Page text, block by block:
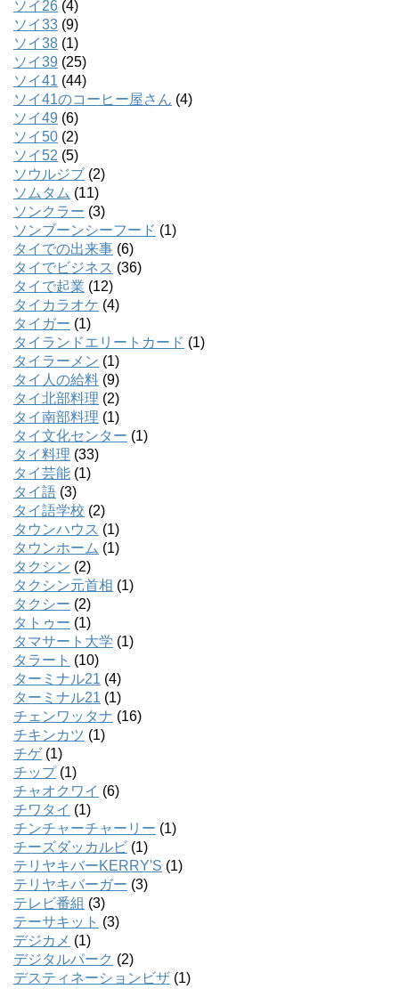
ソイ26 (4)
ソイ33 (9)
ソイ38 (1)
ソイ39 (25)
ソイ41 (44)
ソイ41のコーヒー屋さん (4)
ソイ49 (6)
ソイ50 (2)
ソイ52 (5)
ソウルジブ (2)
ソムタム (11)
ソンクラー (3)
ソンブーンシーフード (1)
タイでの出来事 (6)
タイでビジネス (36)
タイで起業 (12)
タイカラオケ (4)
タイガー (1)
タイランドエリートカード (1)
タイラーメン (1)
タイ人の給料 (9)
タイ北部料理 (2)
タイ南部料理 (1)
タイ文化センター (1)
タイ料理 (33)
タイ芸能 (1)
タイ語 (3)
タイ語学校 (2)
タウンハウス (1)
タウンホーム (1)
タクシン (2)
タクシン元首相 (1)
タクシー (2)
タトゥー (1)
タマサート大学 (1)
タラート (10)
ターミナル21 (4)
ターミナル21 (1)
チェンワッタナ (16)
チキンカツ (1)
チゲ(1)
チップ(1)
チャオクワイ (6)
チワタイ (1)
チンチャーチャーリー (1)
チーズダッカルビ (1)
テリヤキバーKERRY'S (1)
テリヤキバーガー (3)
テレビ番組 (3)
テーサキット (3)
デジカメ (1)
デジタルパーク (2)
デスティネーションビザ (1)